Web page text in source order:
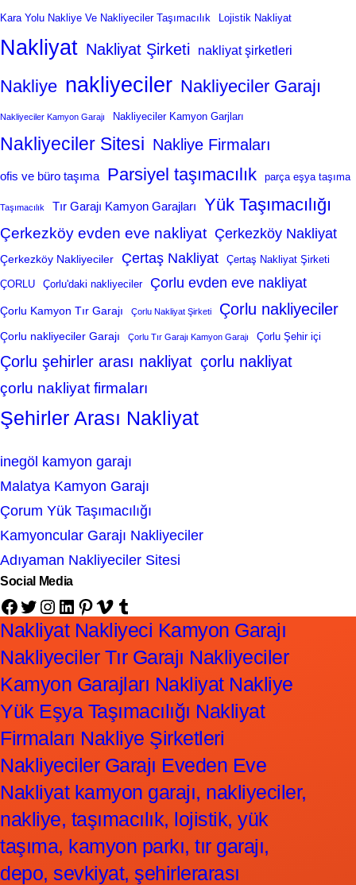
Kara Yolu Nakliye Ve Nakliyeciler Taşımacılık Lojistik Nakliyat
Nakliyat Nakliyat Şirketi nakliyat şirketleri
Nakliye nakliyeciler Nakliyeciler Garajı
Nakliyeciler Kamyon Garajı Nakliyeciler Kamyon Garjları
Nakliyeciler Sitesi Nakliye Firmaları
ofis ve büro taşıma Parsiyel taşımacılık parça eşya taşıma
Taşımacılık Tır Garajı Kamyon Garajları Yük Taşımacılığı
Çerkezköy evden eve nakliyat Çerkezköy Nakliyat
Çerkezköy Nakliyeciler Çertaş Nakliyat Çertaş Nakliyat Şirketi
ÇORLU Çorlu'daki nakliyeciler Çorlu evden eve nakliyat
Çorlu Kamyon Tır Garajı Çorlu Nakliyat Şirketi Çorlu nakliyeciler
Çorlu nakliyeciler Garajı Çorlu Tır Garajı Kamyon Garajı Çorlu Şehir içi
Çorlu şehirler arası nakliyat çorlu nakliyat
çorlu nakliyat firmaları
Şehirler Arası Nakliyat
inegöl kamyon garajı
Malatya Kamyon Garajı
Çorum Yük Taşımacılığı
Kamyoncular Garajı Nakliyeciler
Adıyaman Nakliyeciler Sitesi
Social Media
Facebook Twitter Instagram LinkedIn Pinterest Vimeo Tumblr
Nakliyat Nakliyeci Kamyon Garajı
Nakliyeciler Tır Garajı Nakliyeciler
Kamyon Garajları Nakliyat Nakliye
Yük Eşya Taşımacılığı Nakliyat
Firmaları Nakliye Şirketleri
Nakliyeciler Garajı Eveden Eve
Nakliyat kamyon garajı, nakliyeciler,
nakliye, taşımacılık, lojistik, yük
taşıma, kamyon parkı, tır garajı,
depo, sevkiyat, şehirlerarası